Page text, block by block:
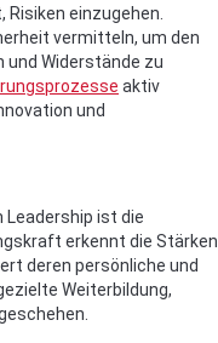
einzugehen.
vermitteln, um den
und Widerstände zu
aktiv
und
Leadership ist die
erkennt die Stärken
deren persönliche und
Weiterbildung,